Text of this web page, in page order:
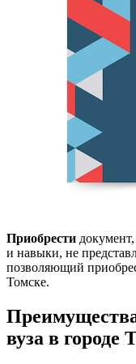
Приобрести
и навыки, не
позволяющий
Томске.
Преимущества
вуза в городе